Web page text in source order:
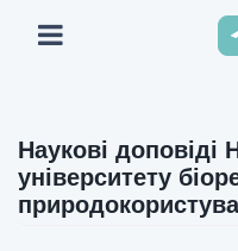
Наукові доповіді
університету